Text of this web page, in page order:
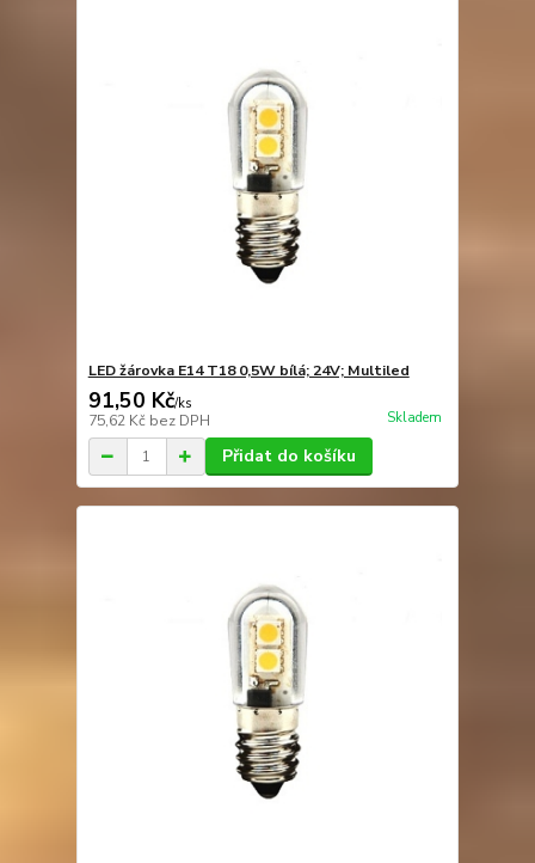
LED žárovka E14 T18 0,5W bílá; 24V; Multiled
91,50 Kč/ks
75,62 Kč bez DPH Skladem
Přidat do košíku